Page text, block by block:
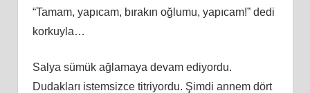
“Tamam, yapıcam, bırakın oğlumu, yapıcam!” dedi
korkuyla…
Salya sümük ağlamaya devam ediyordu.
Dudakları istemsizce titriyordu. Şimdi annem dört